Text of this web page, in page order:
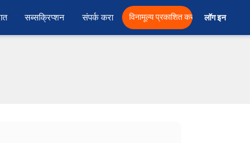
सब्सक्रिप्शन संपर्क करा विनामूल्य प्रकाशित करा लॉग इन